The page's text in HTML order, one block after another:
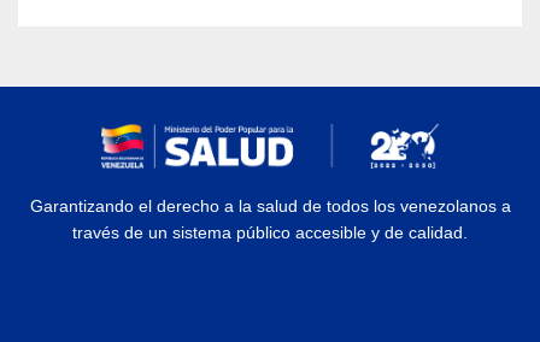
Garantizando el derecho a la salud de todos los venezolanos a
través de un sistema público accesible y de calidad.